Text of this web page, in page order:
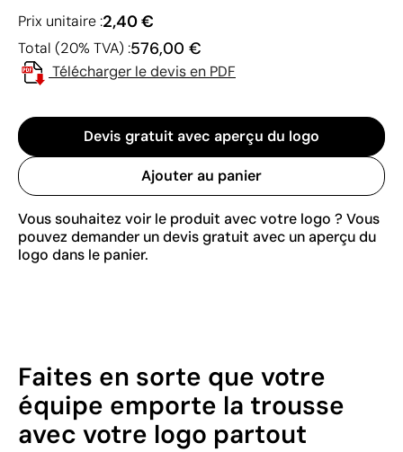
Prix unitaire :2,40 €
Total (20% TVA) :576,00 €
Télécharger le devis en PDF
Devis gratuit avec aperçu du logo
Ajouter au panier
Vous souhaitez voir le produit avec votre logo ? Vous
pouvez demander un devis gratuit avec un aperçu du
logo dans le panier.
Faites en sorte que votre
équipe emporte la trousse
avec votre logo partout